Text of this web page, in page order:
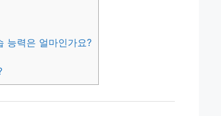
능력은 얼마인가요?